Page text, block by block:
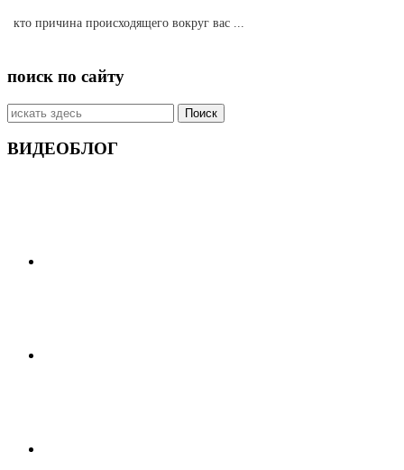
кто причина происходящего вокруг вас ...
поиск по сайту
Искать:
ВИДЕОБЛОГ